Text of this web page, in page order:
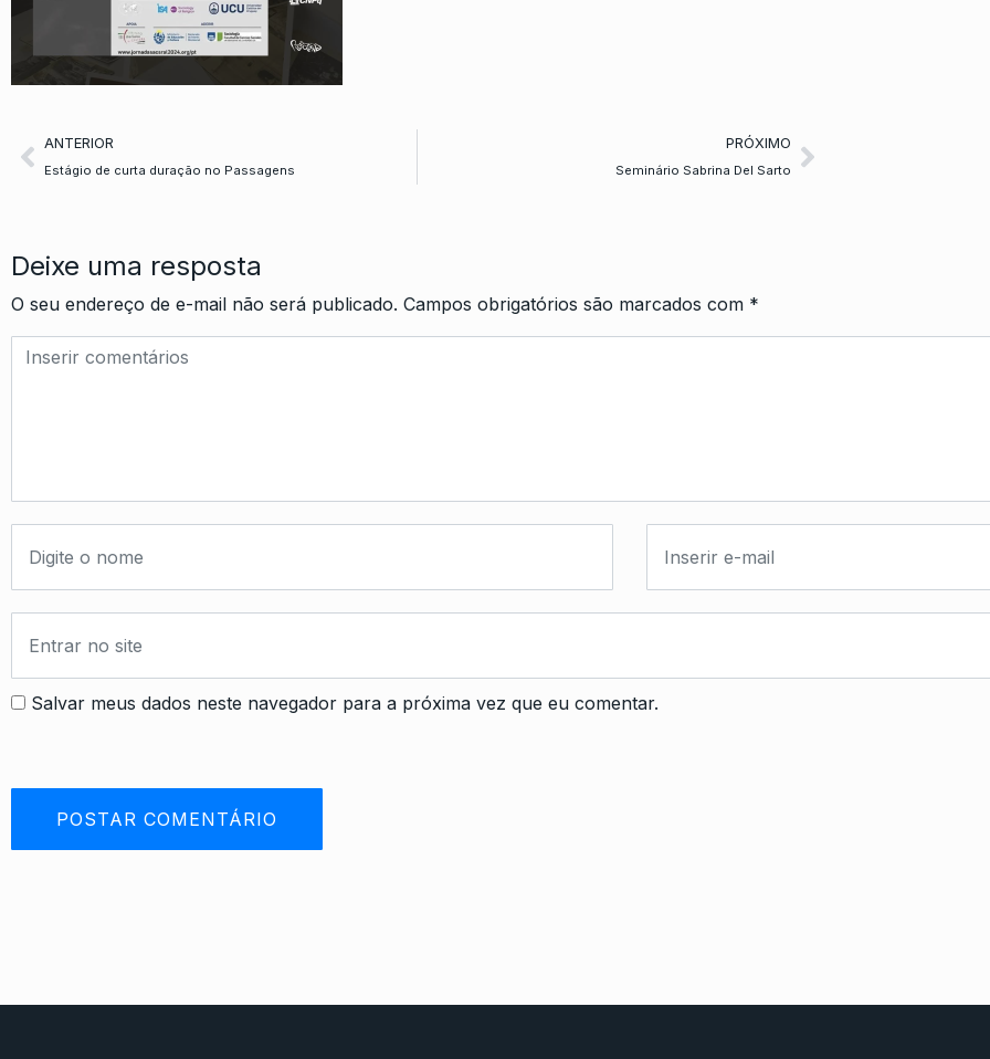
ANTERIOR
Estágio de curta duração no Passagens
PRÓXIMO
Seminário Sabrina Del Sarto
Deixe uma resposta
O seu endereço de e-mail não será publicado. Campos obrigatórios são marcados com *
Salvar meus dados neste navegador para a próxima vez que eu comentar.